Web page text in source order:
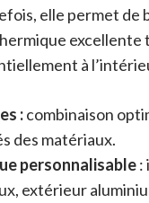
elle permet de
à
:combinaison
des matériaux.
personnalisable:
extérieur